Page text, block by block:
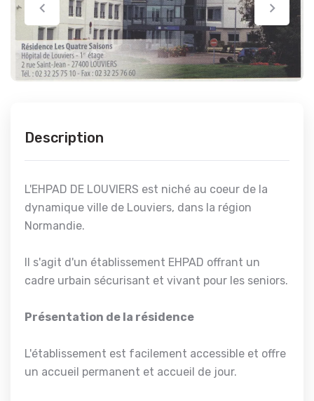
Description
L'EHPAD DE LOUVIERS est niché au coeur de la
dynamique ville de Louviers, dans la région
Normandie.
Il s'agit d'un établissement EHPAD offrant un
cadre urbain sécurisant et vivant pour les seniors.
Présentation de la résidence
L'établissement est facilement accessible et offre
un accueil permanent et accueil de jour.